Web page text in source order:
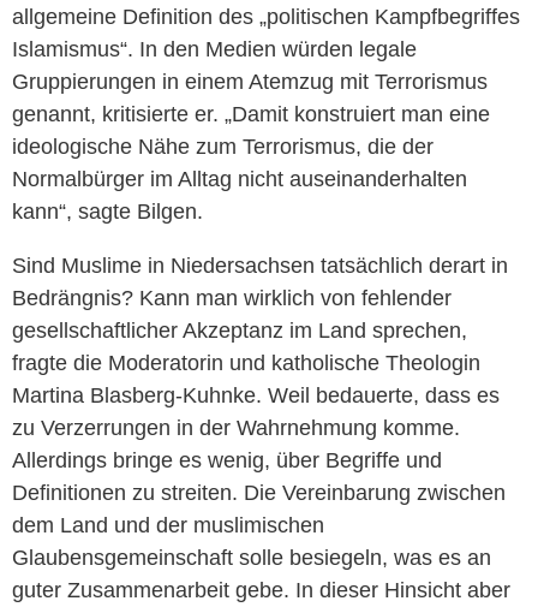
allgemeine Definition des „politischen Kampfbegriffes
Islamismus“. In den Medien würden legale
Gruppierungen in einem Atemzug mit Terrorismus
genannt, kritisierte er. „Damit konstruiert man eine
ideologische Nähe zum Terrorismus, die der
Normalbürger im Alltag nicht auseinanderhalten
kann“, sagte Bilgen.
Sind Muslime in Niedersachsen tatsächlich derart in
Bedrängnis? Kann man wirklich von fehlender
gesellschaftlicher Akzeptanz im Land sprechen,
fragte die Moderatorin und katholische Theologin
Martina Blasberg-Kuhnke. Weil bedauerte, dass es
zu Verzerrungen in der Wahrnehmung komme.
Allerdings bringe es wenig, über Begriffe und
Definitionen zu streiten. Die Vereinbarung zwischen
dem Land und der muslimischen
Glaubensgemeinschaft solle besiegeln, was es an
guter Zusammenarbeit gebe. In dieser Hinsicht aber